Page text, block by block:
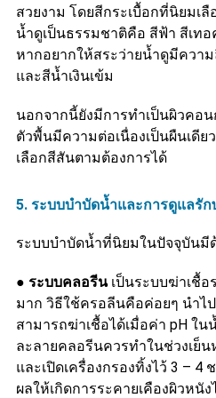
สวยงาม โดยสีกระเบื้อกที่นิยมเ
น้ำดูเป็นธรรมชาติคือ สีฟ้า สีเท
หากอยากให้สระว่ายน้ำดูมีควา
และสีน้ำเงินเข้ม
นอกจากนี้ยังมีการทำเป็นผิวคอ
ตัวพื้นมีความต่อเนื่องเป็นผืนเดีย
เลือกสีสันตามต้องการได้
5. ระบบบำบัดน้ำและการดูแลรัก
ระบบบำบัดน้ำที่นิยมในปัจจุบันมี
● ระบบคลอรีนเป็นระบบฆ่าเชื้อ
มาก วิธีใช้ครอลีนคือค่อยๆ นำไ
สามารถฆ่าเชื้อได้เมื่อค่า pH ใน
ละลายคลอรีนควรทำในช่วงเย็น
และเปิดเครื่องกรองทิ้งไว้ 3 – 4
ผลให้เกิดการระคายเคืองผิวหนั